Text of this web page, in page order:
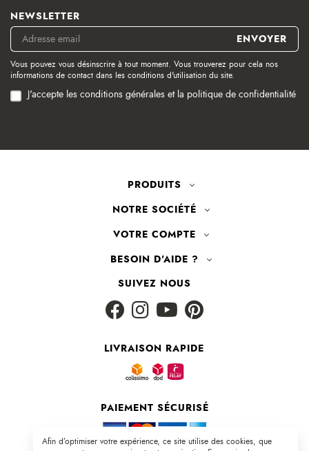
Afin d’optimiser votre expérience, ce site utilise des cookies, que
NEWSLETTER
Vous pouvez vous désinscrire à tout moment. Vous trouverez pour cela nos
informations de contact dans les conditions d'utilisation du site.
J'accepte les conditions générales et la politique de confidentialité
PRODUITS
NOTRE SOCIÉTÉ
VOTRE COMPTE
BESOIN D'AIDE ?
SUIVEZ NOUS
LIVRAISON RAPIDE
PAIEMENT SÉCURISÉ